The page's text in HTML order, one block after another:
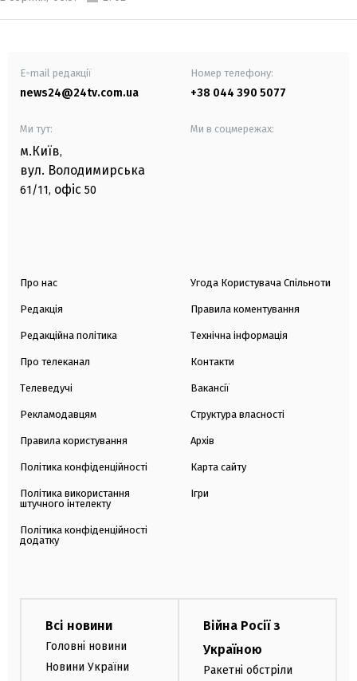
E-mail редакції
news24@24tv.com.ua
Номер телефону:
+38 044 390 5077
Ми тут:
м.Київ,
вул. Володимирська
61/11, офіс 50
Ми в соцмережах:
Про нас
Редакція
Редакційна політика
Про телеканал
Телеведучі
Рекламодавцям
Правила користування
Політика конфіденційності
Політика використання
штучного інтелекту
Політика конфіденційності
додатку
Угода Користувача Спільноти
Правила коментування
Технічна інформація
Контакти
Вакансії
Структура власності
Архів
Карта сайту
Ігри
Всі новини
Головні новини
Новини України
Війна Росії з
Україною
Ракетні обстріли